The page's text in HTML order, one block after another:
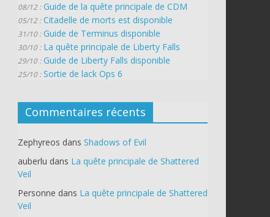
08/12 : Guide de la quête principale de CDM
05/12 : Citadelle de morts est disponible
31/10 : Guide de Terminus disponible
30/10 : La quête principale de Liberty Falls
29/10 : Guide de Liberty Falls disponible
25/10 : Sortie de lack Ops 6
Commentaires récents
Zephyreos dans Shadows of Evil
auberlu dans La quête principale de Shattered
Veil
Personne dans La quête principale de Shattered
Veil